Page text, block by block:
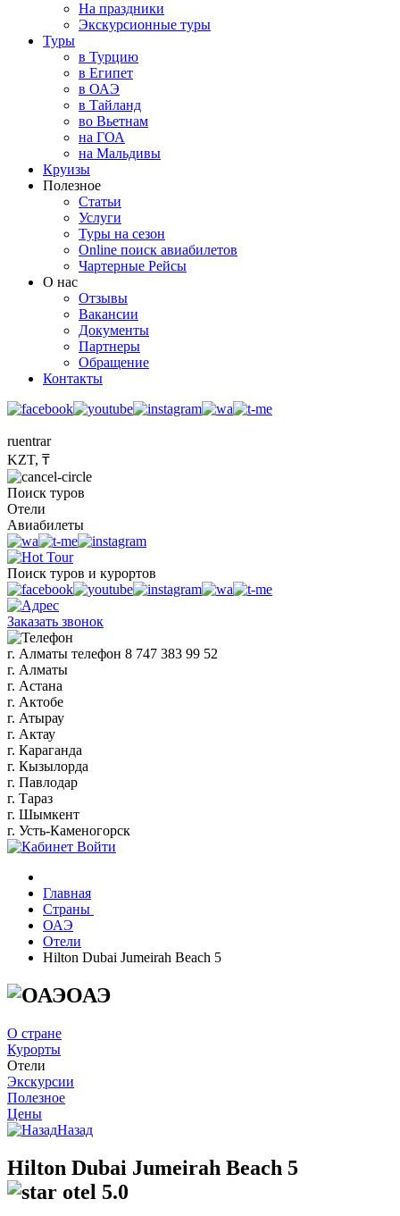
На праздники
Экскурсионные туры
Туры
в Турцию
в Египет
в ОАЭ
в Тайланд
во Вьетнам
на ГОА
на Мальдивы
Круизы
Полезное
Статьи
Услуги
Туры на сезон
Online поиск авиабилетов
Чартерные Рейсы
О нас
Отзывы
Вакансии
Документы
Партнеры
Обращение
Контакты
ruentrar
KZT, ₸
Поиск туров
Отели
Авиабилеты
Поиск туров и курортов
Заказать звонок
г. Алматы телефон 8 747 383 99 52
г. Алматы
г. Астана
г. Актобе
г. Атырау
г. Актау
г. Караганда
г. Кызылорда
г. Павлодар
г. Тараз
г. Шымкент
г. Усть-Каменогорск
Войти
Главная
Страны
ОАЭ
Отели
Hilton Dubai Jumeirah Beach 5
ОАЭ
О стране
Курорты
Отели
Экскурсии
Полезное
Цены
Назад
Hilton Dubai Jumeirah Beach 5
5.0